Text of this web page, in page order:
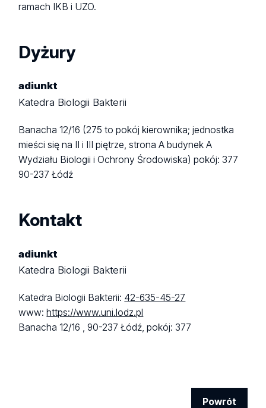
ramach IKB i UZO.
Dyżury
adiunkt
Katedra Biologii Bakterii
Banacha 12/16 (275 to pokój kierownika; jednostka
mieści się na II i III piętrze, strona A budynek A
Wydziału Biologii i Ochrony Środowiska)pokój: 377
90-237 Łódź
Kontakt
adiunkt
Katedra Biologii Bakterii
Katedra Biologii Bakterii: 42-635-45-27
www: https://www.uni.lodz.pl
Banacha 12/16 ,90-237 Łódź,pokój: 377
Powrót